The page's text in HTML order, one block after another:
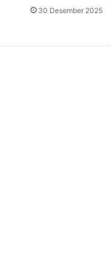
30 Desember 2025